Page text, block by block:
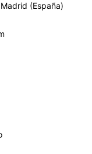
(España)